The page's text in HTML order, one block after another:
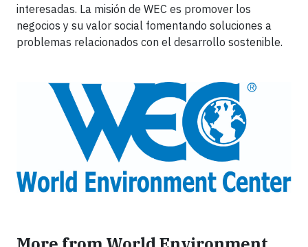
interesadas. La misión de WEC es promover los
negocios y su valor social fomentando soluciones a
problemas relacionados con el desarrollo sostenible.